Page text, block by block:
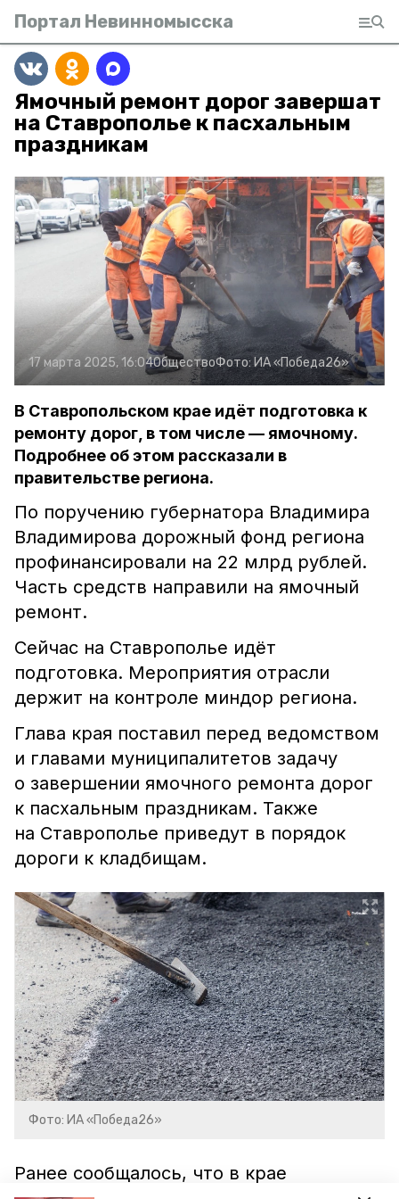
Портал Невинномысска
Ямочный ремонт дорог завершат
на Ставрополье к пасхальным
праздникам
17 марта 2025, 16:04ОбществоФото: ИА «Победа26»
В Ставропольском крае идёт подготовка к
ремонту дорог, в том числе — ямочному.
Подробнее об этом рассказали в
правительстве региона.
По поручению губернатора Владимира
Владимирова дорожный фонд региона
профинансировали на 22 млрд рублей.
Часть средств направили на ямочный
ремонт.
Сейчас на Ставрополье идёт
подготовка. Мероприятия отрасли
держит на контроле миндор региона.
Глава края поставил перед ведомством
и главами муниципалитетов задачу
о завершении ямочного ремонта дорог
к пасхальным праздникам. Также
на Ставрополье приведут в порядок
дороги к кладбищам.
Фото: ИА «Победа26»
Ранее сообщалось, что в крае